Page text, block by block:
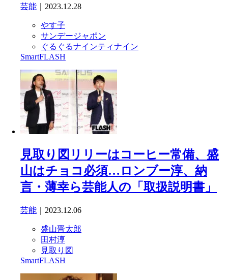
芸能 ｜2023.12.28
やす子
サンデージャポン
ぐるぐるナインティナイン
SmartFLASH
見取り図リリーはコーヒー常備、盛
山はチョコ必須…ロンブー淳、納
言・薄幸ら芸能人の「取扱説明書」
芸能 ｜2023.12.06
盛山晋太郎
田村淳
見取り図
SmartFLASH